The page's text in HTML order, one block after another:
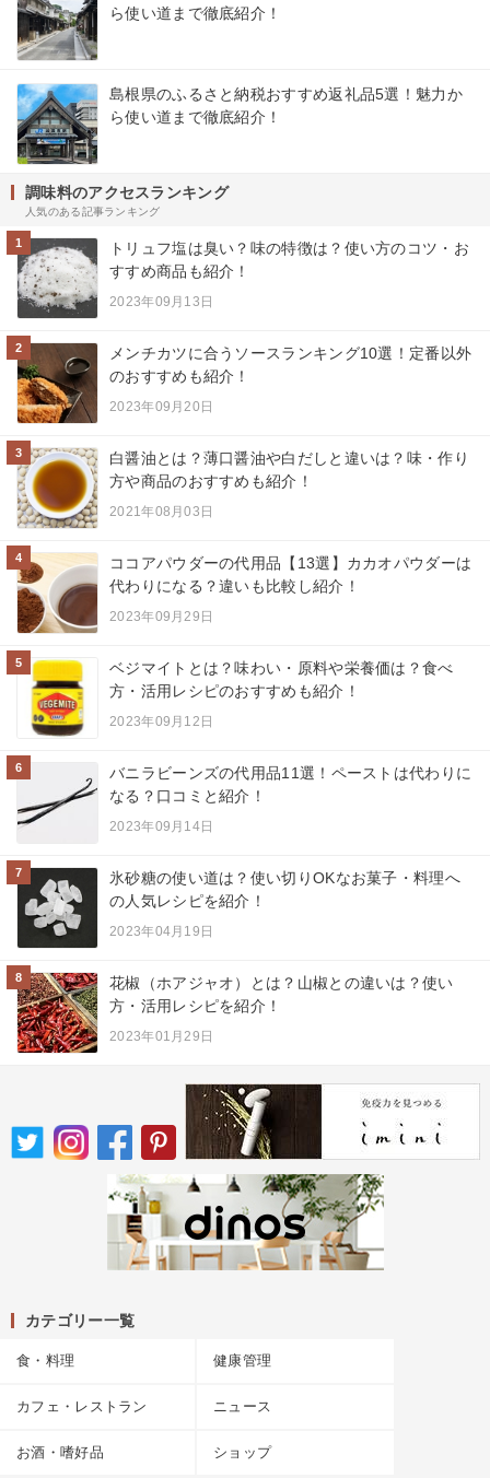
ら使い道まで徹底紹介！
島根県のふるさと納税おすすめ返礼品5選！魅力か
ら使い道まで徹底紹介！
調味料のアクセスランキング
人気のある記事ランキング
1
トリュフ塩は臭い？味の特徴は？使い方のコツ・お
すすめ商品も紹介！
2023年09月13日
2
メンチカツに合うソースランキング10選！定番以外
のおすすめも紹介！
2023年09月20日
3
白醤油とは？薄口醤油や白だしと違いは？味・作り
方や商品のおすすめも紹介！
2021年08月03日
4
ココアパウダーの代用品【13選】カカオパウダーは
代わりになる？違いも比較し紹介！
2023年09月29日
5
ベジマイトとは？味わい・原料や栄養価は？食べ
方・活用レシピのおすすめも紹介！
2023年09月12日
6
バニラビーンズの代用品11選！ペーストは代わりに
なる？口コミと紹介！
2023年09月14日
7
氷砂糖の使い道は？使い切りOKなお菓子・料理へ
の人気レシピを紹介！
2023年04月19日
8
花椒（ホアジャオ）とは？山椒との違いは？使い
方・活用レシピを紹介！
2023年01月29日
カテゴリー一覧
食・料理 健康管理
カフェ・レストラン ニュース
お酒・嗜好品 ショップ